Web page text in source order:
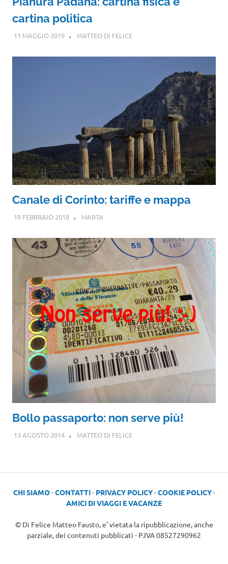
cartina politica
11 MAGGIO 2019 MATTEO DI FELICE
Canale di Corinto: tariffe e mappa
19 FEBBRAIO 2018 MARTA
Bollo passaporto: non serve più!
13 AGOSTO 2014 MATTEO DI FELICE
CHI SIAMO-CONTATTI- PRIVACY POLICY-COOKIE POLICY-
AMICI DI VIAGGI E VACANZE
© Di Felice Matteo Fausto, e' vietata la ripubblicazione, anche
parziale, dei contenuti pubblicati - P.IVA 08527290962